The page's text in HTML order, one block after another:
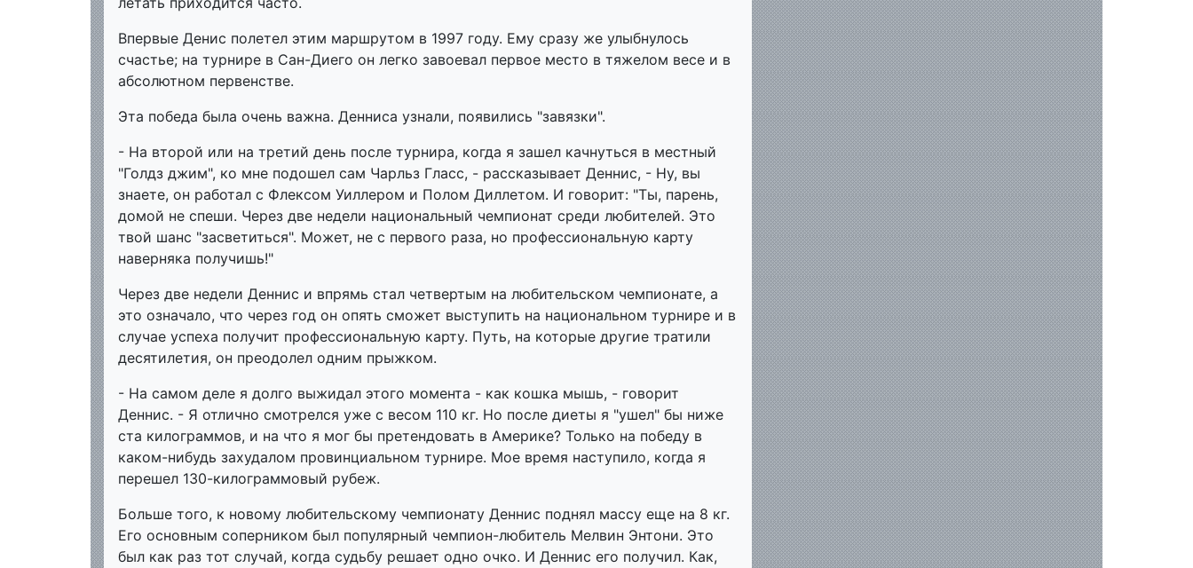
Впервые Денис полетел этим маршрутом в 1997 году. Ему сразу же улыбнулось
счастье; на турнире в Сан-Диего он легко завоевал первое место в тяжелом весе и в
абсолютном первенстве.
Эта победа была очень важна. Денниса узнали, появились "завязки".
- На второй или на третий день после турнира, когда я зашел качнуться в местный
"Голдз джим", ко мне подошел сам Чарльз Гласс, - рассказывает Деннис, - Ну, вы
знаете, он работал с Флексом Уиллером и Полом Диллетом. И говорит: "Ты, парень,
домой не спеши. Через две недели национальный чемпионат среди любителей. Это
твой шанс "засветиться". Может, не с первого раза, но профессиональную карту
наверняка получишь!"
Через две недели Деннис и впрямь стал четвертым на любительском чемпионате, а
это означало, что через год он опять сможет выступить на национальном турнире и в
случае успеха получит профессиональную карту. Путь, на которые другие тратили
десятилетия, он преодолел одним прыжком.
- На самом деле я долго выжидал этого момента - как кошка мышь, - говорит
Деннис. - Я отлично смотрелся уже с весом 110 кг. Но после диеты я "ушел" бы ниже
ста килограммов, и на что я мог бы претендовать в Америке? Только на победу в
каком-нибудь захудалом провинциальном турнире. Мое время наступило, когда я
перешел 130-килограммовый рубеж.
Больше того, к новому любительскому чемпионату Деннис поднял массу еще на 8 кг.
Его основным соперником был популярный чемпион-любитель Мелвин Энтони. Это
был как раз тот случай, когда судьбу решает одно очко. И Деннис его получил. Как,